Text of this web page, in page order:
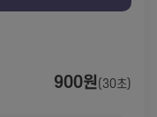
900원(30초)